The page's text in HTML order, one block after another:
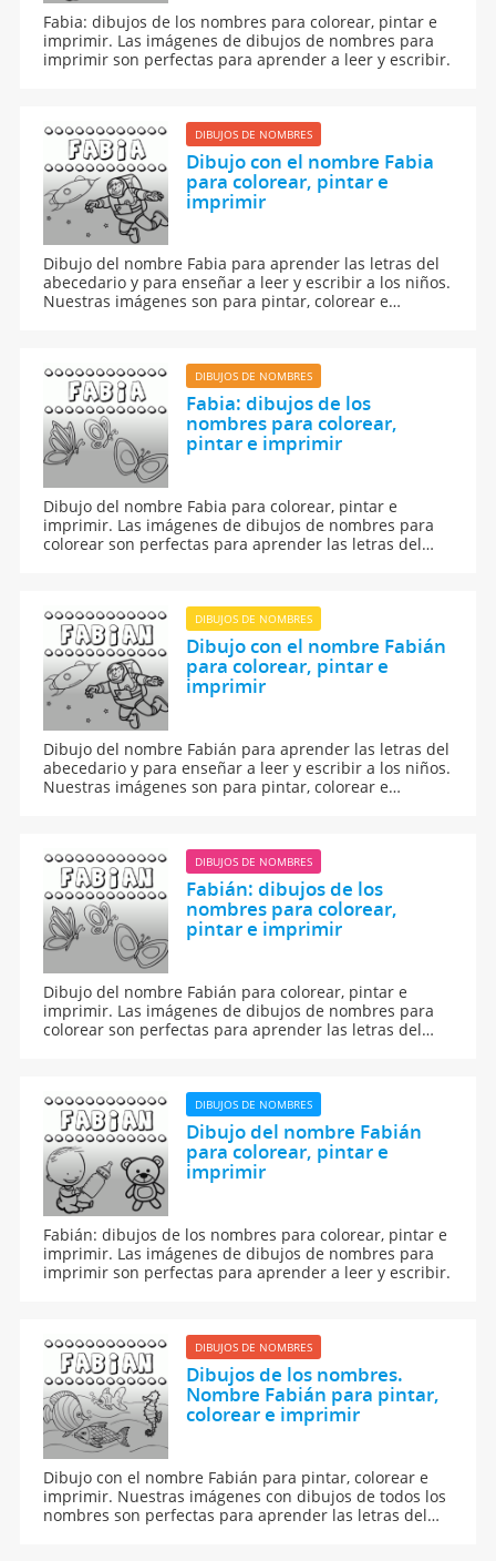
Fabia: dibujos de los nombres para colorear, pintar e
imprimir. Las imágenes de dibujos de nombres para
imprimir son perfectas para aprender a leer y escribir.
DIBUJOS DE NOMBRES
Dibujo con el nombre Fabia
para colorear, pintar e
imprimir
Dibujo del nombre Fabia para aprender las letras del
abecedario y para enseñar a leer y escribir a los niños.
Nuestras imágenes son para pintar, colorear e
DIBUJOS DE NOMBRES
Fabia: dibujos de los
nombres para colorear,
pintar e imprimir
Dibujo del nombre Fabia para colorear, pintar e
imprimir. Las imágenes de dibujos de nombres para
colorear son perfectas para aprender las letras del
DIBUJOS DE NOMBRES
Dibujo con el nombre Fabián
para colorear, pintar e
imprimir
Dibujo del nombre Fabián para aprender las letras del
abecedario y para enseñar a leer y escribir a los niños.
Nuestras imágenes son para pintar, colorear e
DIBUJOS DE NOMBRES
Fabián: dibujos de los
nombres para colorear,
pintar e imprimir
Dibujo del nombre Fabián para colorear, pintar e
imprimir. Las imágenes de dibujos de nombres para
colorear son perfectas para aprender las letras del
DIBUJOS DE NOMBRES
Dibujo del nombre Fabián
para colorear, pintar e
imprimir
Fabián: dibujos de los nombres para colorear, pintar e
imprimir. Las imágenes de dibujos de nombres para
imprimir son perfectas para aprender a leer y escribir.
DIBUJOS DE NOMBRES
Dibujos de los nombres.
Nombre Fabián para pintar,
colorear e imprimir
Dibujo con el nombre Fabián para pintar, colorear e
imprimir. Nuestras imágenes con dibujos de todos los
nombres son perfectas para aprender las letras del